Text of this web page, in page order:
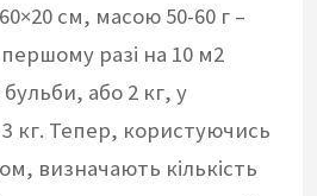
см, масою 50-60 г –
разі на 10 м2
або 2 кг, у
кг. Тепер, користуючись
визначають кількість